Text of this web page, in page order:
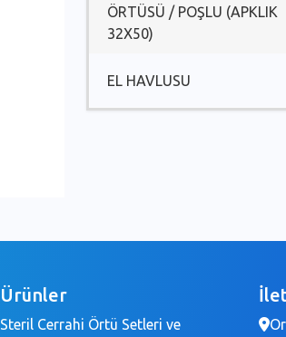
ÖRTÜSÜ / POŞLU (APKLIK
32X50)
EL HAVLUSU
Ürünler
Steril Cerrahi Örtü Setleri ve